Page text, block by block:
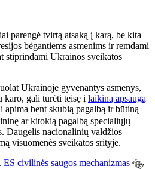
parengė tvirtą atsaką į karą, be kita
bėgantiems asmenims ir remdami
stiprindami Ukrainos sveikatos
Ukrainoje gyvenantys asmenys,
karo, gali turėti teisę į laikiną apsaugą
apima bent skubią pagalbą ir būtiną
ar kitokią pagalbą specialiųjų
Daugelis nacionalinių valdžios
visuomenės sveikatos srityje.
ES civilinės saugos mechanizmas